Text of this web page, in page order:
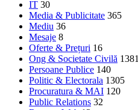
IT 30
Media & Publicitate 365
Mediu 36
Mesaje 8
Oferte & Prețuri 16
Ong & Societate Civilă 1381
Persoane Publice 140
Politic & Electorala 1305
Procuratura & MAI 120
Public Relations 32